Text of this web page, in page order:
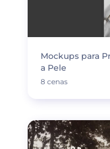
Mockups para
a Pele
8 cenas